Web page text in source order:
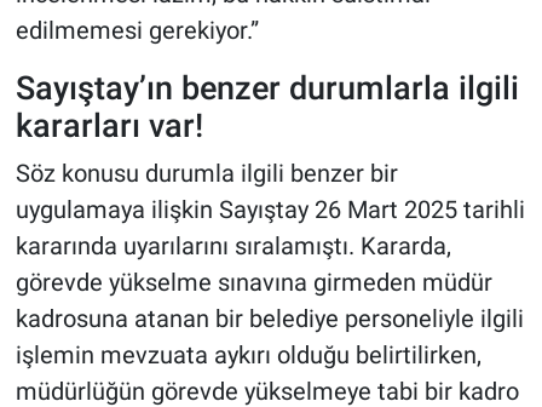
edilmemesi gerekiyor.”
Sayıştay’ın benzer durumlarla ilgili
kararları var!
Söz konusu durumla ilgili benzer bir
uygulamaya ilişkin Sayıştay 26 Mart 2025 tarihli
kararında uyarılarını sıralamıştı. Kararda,
görevde yükselme sınavına girmeden müdür
kadrosuna atanan bir belediye personeliyle ilgili
işlemin mevzuata aykırı olduğu belirtilirken,
müdürlüğün görevde yükselmeye tabi bir kadro